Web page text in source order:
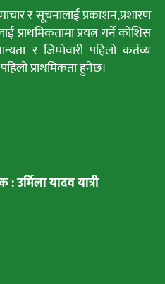
र सूचनालाई प्रकाशन,प्रशारण
प्राथमिकतामा प्रयत्न गर्ने कोशिस
र जिम्मेवारी पहिलो कर्तव्य
प्राथमिकता हुनेछ।
उर्मिला यादव यात्री